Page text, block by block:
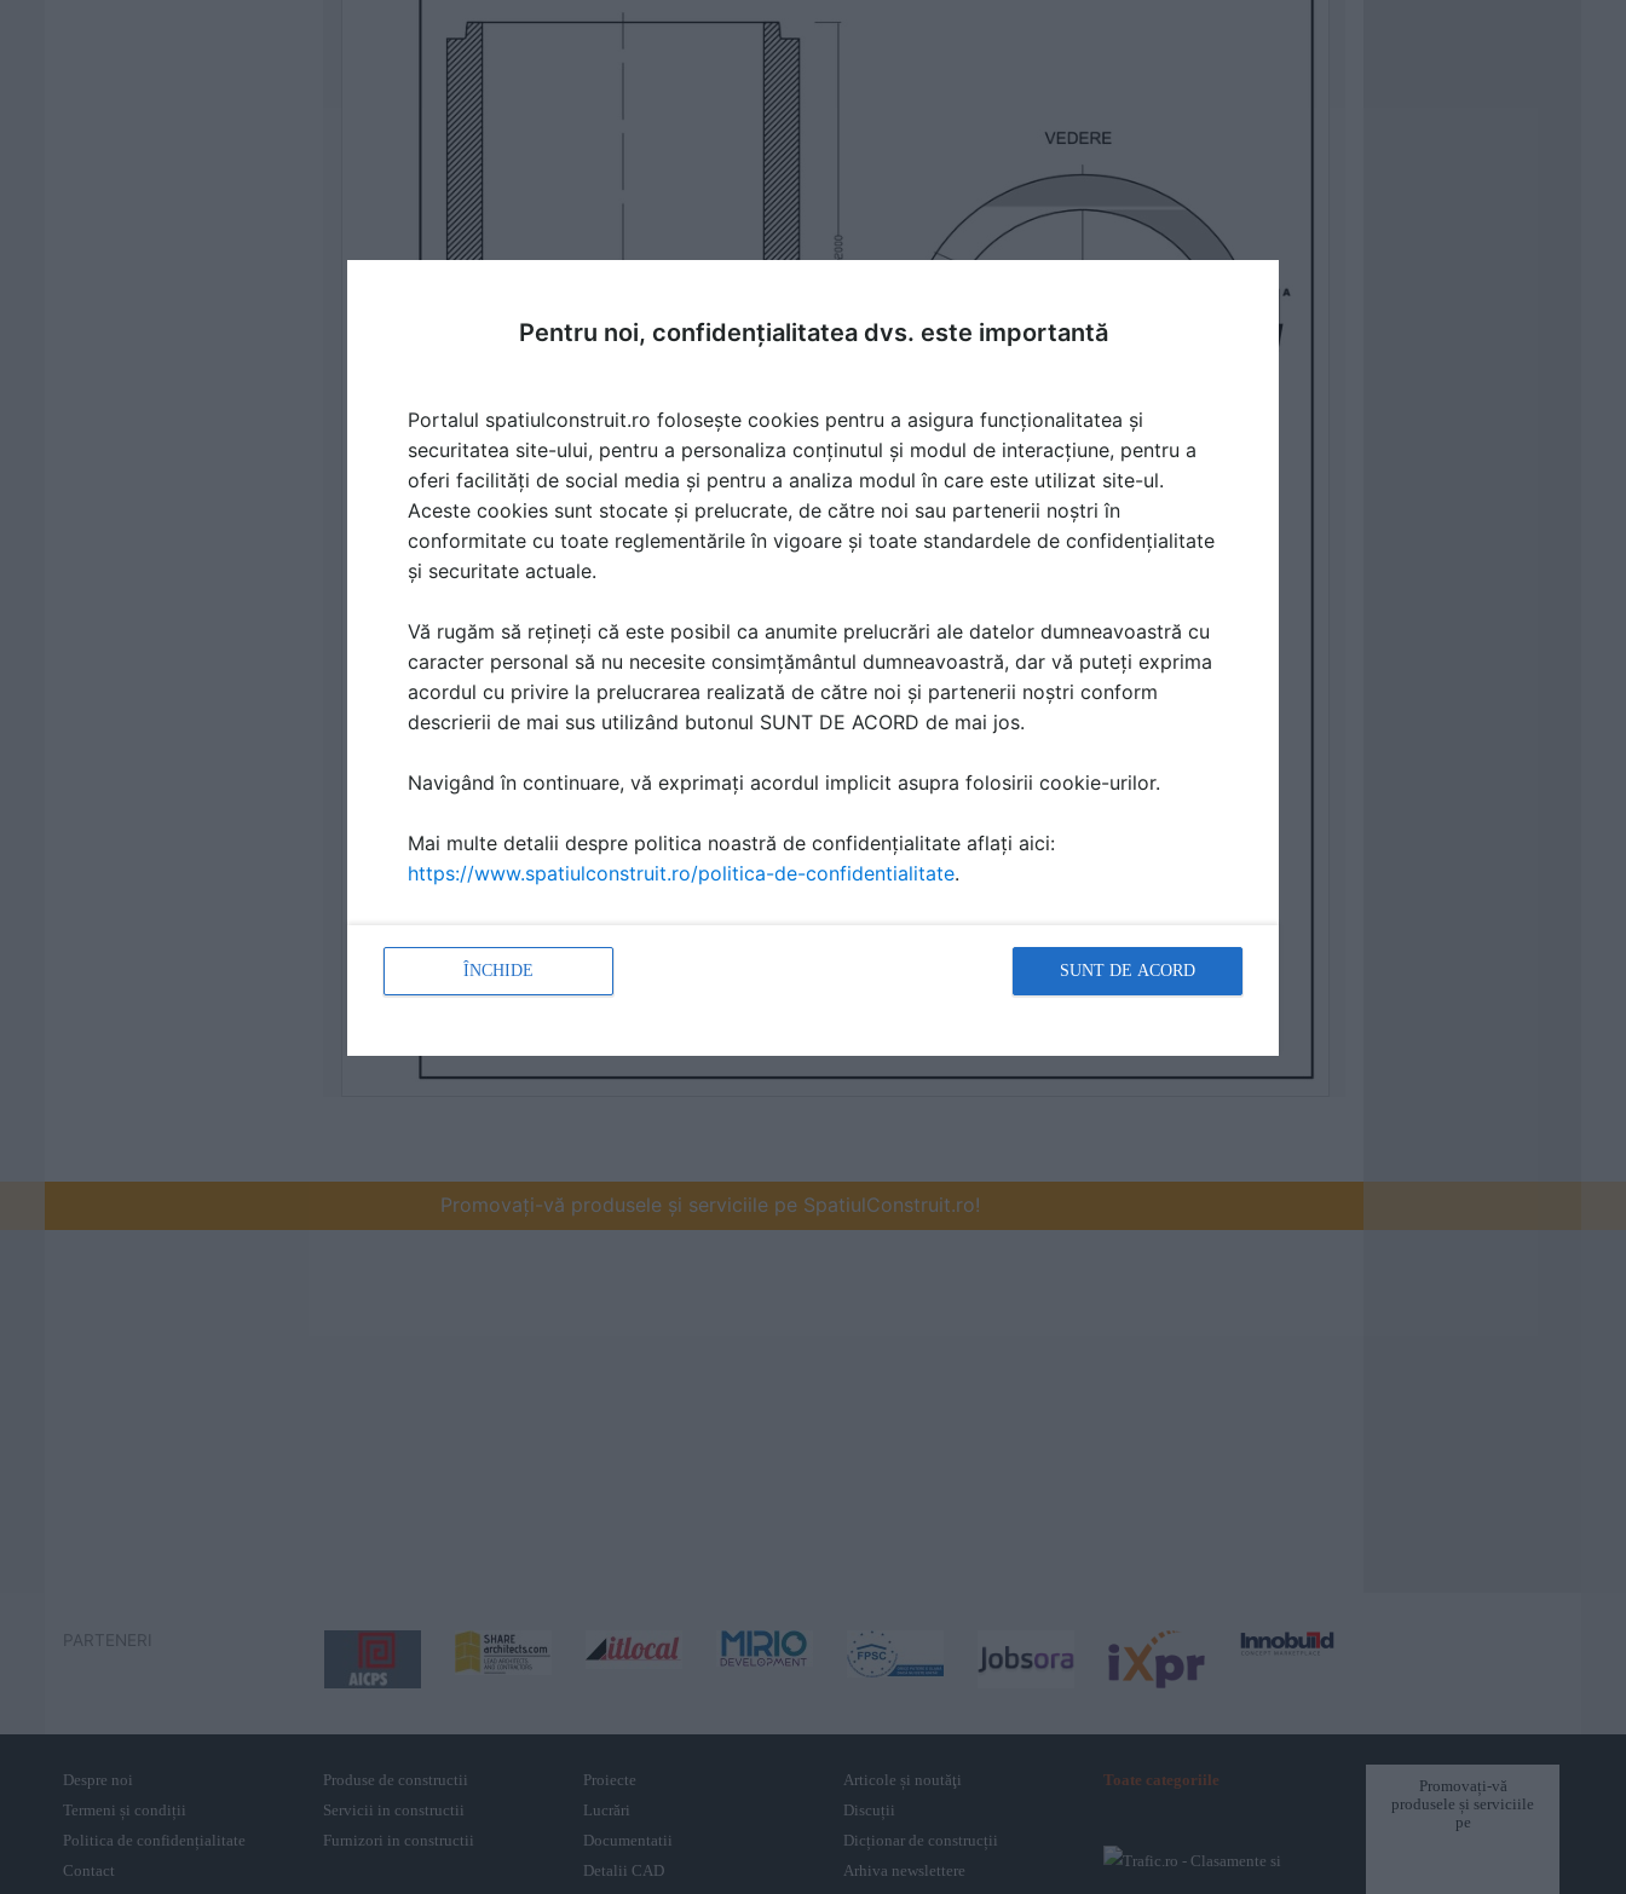
Promovați-vă produsele și serviciile pe SpatiulConstruit.ro!
PARTENERI
Despre noi
Termeni și condiții
Politica de confidențialitate
Contact
Produse de constructii
Servicii in constructii
Furnizori in constructii
Proiecte
Lucrări
Documentatii
Detalii CAD
Articole și noutăţi
Discuții
Dicționar de construcții
Arhiva newslettere
Toate categoriile
Promovați-vă
produsele și serviciile
pe
Pentru noi, confidențialitatea dvs. este importantă
Portalul spatiulconstruit.ro folosește cookies pentru a asigura funcționalitatea și
securitatea site-ului, pentru a personaliza conținutul și modul de interacțiune, pentru a
oferi facilități de social media și pentru a analiza modul în care este utilizat site-ul.
Aceste cookies sunt stocate și prelucrate, de către noi sau partenerii noștri în
conformitate cu toate reglementările în vigoare și toate standardele de confidențialitate
și securitate actuale.
Vă rugăm să rețineți că este posibil ca anumite prelucrări ale datelor dumneavoastră cu
caracter personal să nu necesite consimțământul dumneavoastră, dar vă puteți exprima
acordul cu privire la prelucrarea realizată de către noi și partenerii noștri conform
descrierii de mai sus utilizând butonul SUNT DE ACORD de mai jos.
Navigând în continuare, vă exprimați acordul implicit asupra folosirii cookie-urilor.
Mai multe detalii despre politica noastră de confidențialitate aflați aici:
https://www.spatiulconstruit.ro/politica-de-confidentialitate.
ÎNCHIDE SUNT DE ACORD